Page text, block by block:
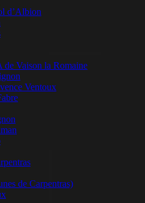
d’Albion
Vaison la Romaine
Ventoux
de Carpentras)